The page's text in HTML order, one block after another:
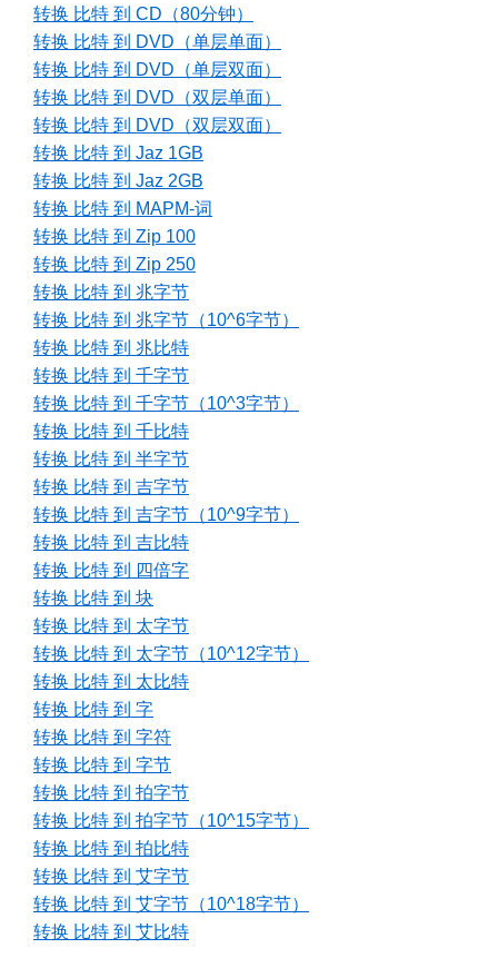
转换 比特 到 CD（80分钟）
转换 比特 到 DVD（单层单面）
转换 比特 到 DVD（单层双面）
转换 比特 到 DVD（双层单面）
转换 比特 到 DVD（双层双面）
转换 比特 到 Jaz 1GB
转换 比特 到 Jaz 2GB
转换 比特 到 MAPM-词
转换 比特 到 Zip 100
转换 比特 到 Zip 250
转换 比特 到 兆字节
转换 比特 到 兆字节（10^6字节）
转换 比特 到 兆比特
转换 比特 到 千字节
转换 比特 到 千字节（10^3字节）
转换 比特 到 千比特
转换 比特 到 半字节
转换 比特 到 吉字节
转换 比特 到 吉字节（10^9字节）
转换 比特 到 吉比特
转换 比特 到 四倍字
转换 比特 到 块
转换 比特 到 太字节
转换 比特 到 太字节（10^12字节）
转换 比特 到 太比特
转换 比特 到 字
转换 比特 到 字符
转换 比特 到 字节
转换 比特 到 拍字节
转换 比特 到 拍字节（10^15字节）
转换 比特 到 拍比特
转换 比特 到 艾字节
转换 比特 到 艾字节（10^18字节）
转换 比特 到 艾比特